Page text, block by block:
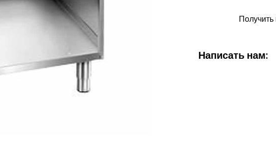
Написать нам: